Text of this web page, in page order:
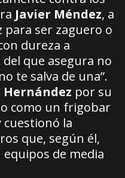
Javier Méndez, a
para ser zaguero o
dureza a
del que asegura no
te salva de una”.
Hernández por su
como un frigobar
cuestionó la
que, según él,
de media